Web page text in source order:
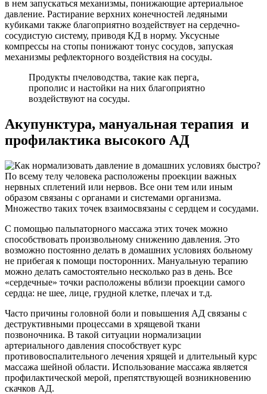
в нем запускаться механизмы, понижающие артериальное
давление. Растирание верхних конечностей ледяными
кубиками также благоприятно воздействует на сердечно-
сосудистую систему, приводя КД в норму. Уксусные
компрессы на стопы понижают тонус сосудов, запуская
механизмы рефлекторного воздействия на сосуды.
Продукты пчеловодства, такие как перга,
прополис и настойки на них благоприятно
воздействуют на сосуды.
Акупунктура, мануальная терапия и
профилактика высокого АД
По всему телу человека расположены проекции важных
нервных сплетений или нервов. Все они тем или иным
образом связаны с органами и системами организма.
Множество таких точек взаимосвязаны с сердцем и сосудами.
С помощью пальпаторного массажа этих точек можно
способствовать произвольному снижению давления. Это
возможно постоянно делать в домашних условиях больному
не прибегая к помощи посторонних. Мануальную терапию
можно делать самостоятельно несколько раз в день. Все
«сердечные» точки расположены вблизи проекции самого
сердца: не шее, лице, грудной клетке, плечах и т.д.
Часто причины головной боли и повышения АД связаны с
деструктивными процессами в хрящевой ткани
позвоночника. В такой ситуации нормализации
артериального давления способствует курс
противовоспалительного лечения хрящей и длительный курс
массажа шейной области. Использование массажа является
профилактической мерой, препятствующей возникновению
скачков АД.